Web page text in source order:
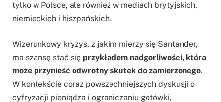
tylko w Polsce, ale również w mediach brytyjskich,
niemieckich i hiszpańskich.
Wizerunkowy kryzys, z jakim mierzy się Santander,
ma szansę stać się przykładem nadgorliwości, która
może przynieść odwrotny skutek do zamierzonego.
W kontekście coraz powszechniejszych dyskusji o
cyfryzacji pieniądza i ograniczaniu gotówki,